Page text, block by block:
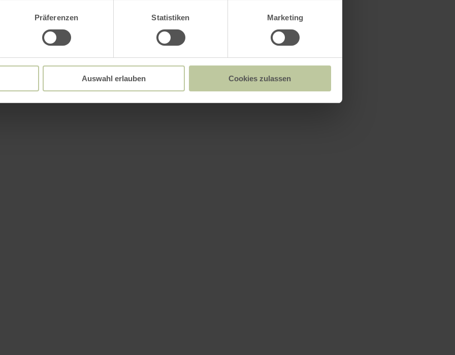
Präferenzen Statistiken Marketing
Auswahl erlauben Cookies zulassen